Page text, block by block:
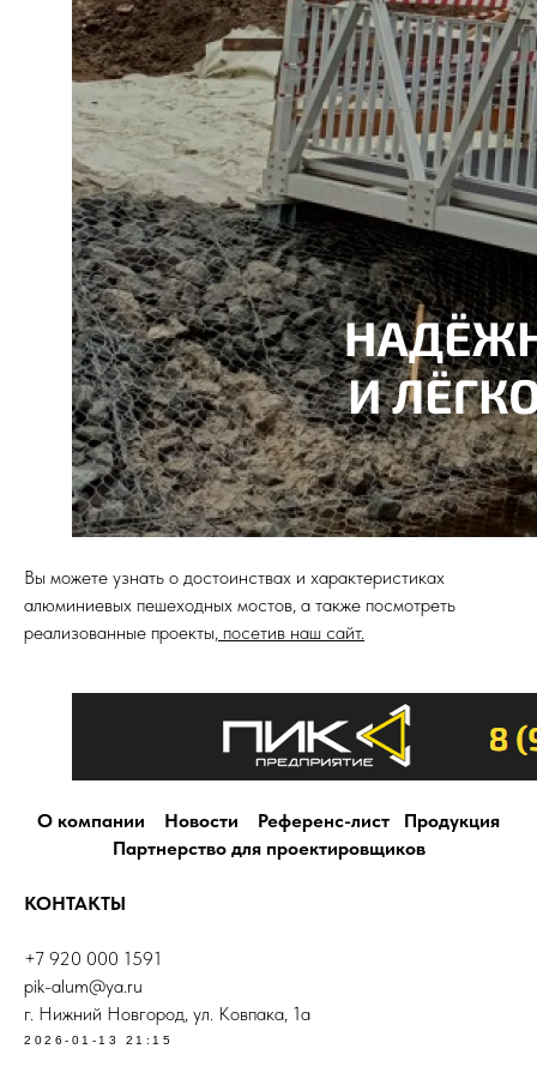
Вы можете узнать о достоинствах и характеристиках
алюминиевых пешеходных мостов, а также посмотреть
реализованные проекты, посетив наш сайт.
О компании Новости Референс-лист
Продукция
Партнерство для проектировщиков
КОНТАКТЫ
+7 920 000 1591
pik-alum@ya.ru
г. Нижний Новгород, ул. Ковпака, 1а
2026-01-13 21:15